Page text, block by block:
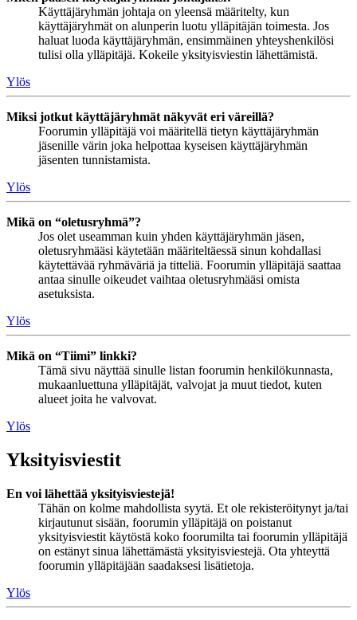
Käyttäjäryhmän johtaja on yleensä määritelty, kun
käyttäjäryhmät on alunperin luotu ylläpitäjän toimesta. Jos
haluat luoda käyttäjäryhmän, ensimmäinen yhteyshenkilösi
tulisi olla ylläpitäjä. Kokeile yksityisviestin lähettämistä.
Ylös
Miksi jotkut käyttäjäryhmät näkyvät eri väreillä?
Foorumin ylläpitäjä voi määritellä tietyn käyttäjäryhmän
jäsenille värin joka helpottaa kyseisen käyttäjäryhmän
jäsenten tunnistamista.
Ylös
Mikä on “oletusryhmä”?
Jos olet useamman kuin yhden käyttäjäryhmän jäsen,
oletusryhmääsi käytetään määriteltäessä sinun kohdallasi
käytettävää ryhmäväriä ja titteliä. Foorumin ylläpitäjä saattaa
antaa sinulle oikeudet vaihtaa oletusryhmääsi omista
asetuksista.
Ylös
Mikä on “Tiimi” linkki?
Tämä sivu näyttää sinulle listan foorumin henkilökunnasta,
mukaanluettuna ylläpitäjät, valvojat ja muut tiedot, kuten
alueet joita he valvovat.
Ylös
Yksityisviestit
En voi lähettää yksityisviestejä!
Tähän on kolme mahdollista syytä. Et ole rekisteröitynyt ja/tai
kirjautunut sisään, foorumin ylläpitäjä on poistanut
yksityisviestit käytöstä koko foorumilta tai foorumin ylläpitäjä
on estänyt sinua lähettämästä yksityisviestejä. Ota yhteyttä
foorumin ylläpitäjään saadaksesi lisätietoja.
Ylös